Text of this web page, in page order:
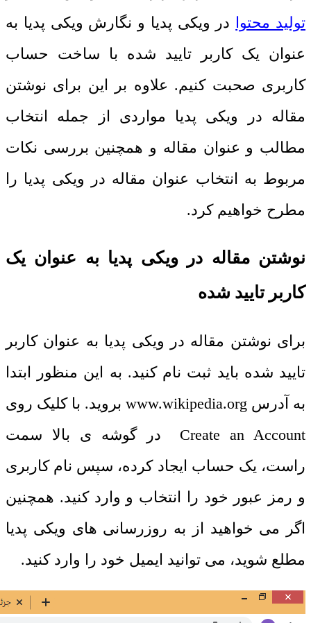
تولید محتوا در ویکی پدیا و نگارش ویکی پدیا به
عنوان یک کاربر تایید شده با ساخت حساب
کاربری صحبت کنیم. علاوه بر این برای نوشتن
مقاله در ویکی پدیا مواردی از جمله انتخاب
مطالب و عنوان مقاله و همچنین بررسی نکات
مربوط به انتخاب عنوان مقاله در ویکی پدیا را
مطرح خواهیم کرد.
نوشتن مقاله در ویکی پدیا به عنوان یک
کاربر تایید شده
برای نوشتن مقاله در ویکی پدیا به عنوان کاربر
تایید شده باید ثبت نام کنید. به این منظور ابتدا
به آدرس www.wikipedia.org بروید. با کلیک روی
Create an Account
در گوشه ی بالا سمت
راست، یک حساب ایجاد کرده، سپس نام کاربری
و رمز عبور خود را انتخاب و وارد کنید. همچنین
اگر می خواهید از به روزرسانی های ویکی پدیا
مطلع شوید، می توانید ایمیل خود را وارد کنید.